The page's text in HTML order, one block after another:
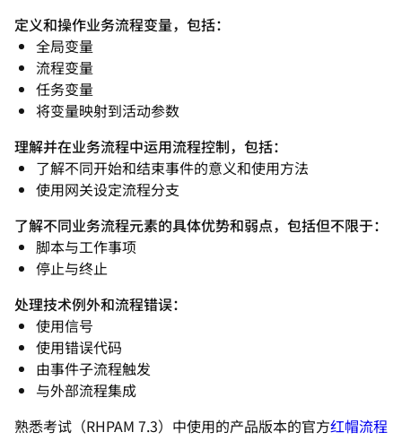
定义和操作业务流程变量，包括：
全局变量
流程变量
任务变量
将变量映射到活动参数
理解并在业务流程中运用流程控制，包括：
了解不同开始和结束事件的意义和使用方法
使用网关设定流程分支
了解不同业务流程元素的具体优势和弱点，包括但不限于：
脚本与工作事项
停止与终止
处理技术例外和流程错误：
使用信号
使用错误代码
由事件子流程触发
与外部流程集成
熟悉考试（RHPAM 7.3）中使用的产品版本的官方红帽流程